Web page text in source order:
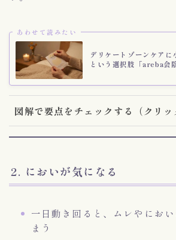
あわせて読みたい
デリケートゾーンケアに
という選択肢「areba会
図解で要点をチェックする（クリッ
2. においが気になる
一日動き回ると、ムレやにお
まう